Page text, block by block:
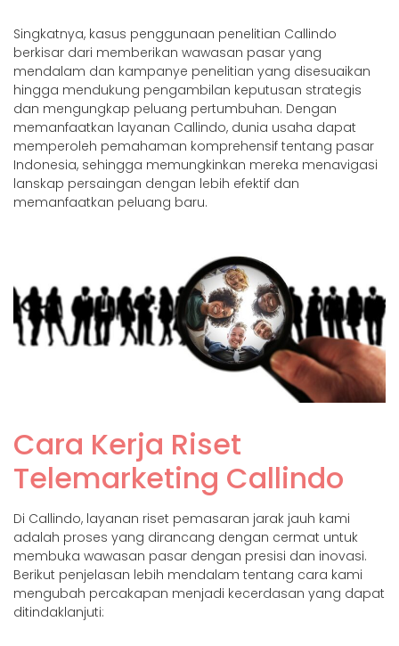
Singkatnya, kasus penggunaan penelitian Callindo
berkisar dari memberikan wawasan pasar yang
mendalam dan kampanye penelitian yang disesuaikan
hingga mendukung pengambilan keputusan strategis
dan mengungkap peluang pertumbuhan. Dengan
memanfaatkan layanan Callindo, dunia usaha dapat
memperoleh pemahaman komprehensif tentang pasar
Indonesia, sehingga memungkinkan mereka menavigasi
lanskap persaingan dengan lebih efektif dan
memanfaatkan peluang baru.
Cara Kerja Riset
Telemarketing Callindo
Di Callindo, layanan riset pemasaran jarak jauh kami
adalah proses yang dirancang dengan cermat untuk
membuka wawasan pasar dengan presisi dan inovasi.
Berikut penjelasan lebih mendalam tentang cara kami
mengubah percakapan menjadi kecerdasan yang dapat
ditindaklanjuti: